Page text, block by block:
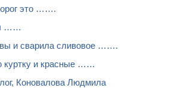
это …….
……
и сварила сливовое …….
куртку и красные ……
Коновалова Людмила